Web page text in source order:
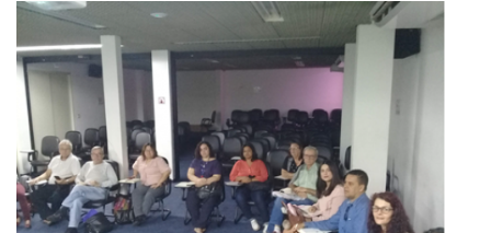
UNIESP NEWS
BOLETINS
REPOSITÓRIO
TCC